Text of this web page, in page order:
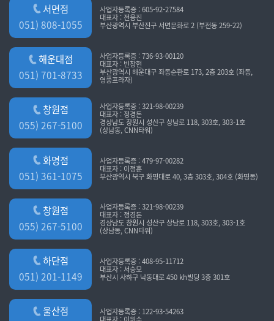
서면점
051) 808-1055
사업자등록증 : 605-92-27584
대표자 : 전응진
부산광역시 부산진구 서면문화로 2 (부전동 259-22)
해운대점
051) 701-8733
사업자등록증 : 736-93-00120
대표자 : 빈창현
부산광역시 해운대구 좌동순환로 173, 2층 203호 (좌동,
영풍프라자)
창원점
055) 267-5100
사업자등록증 : 321-98-00239
대표자 : 정경돈
경상남도 창원시 성산구 상남로 118, 303호, 303-1호
(상남동, CNN타워)
화명점
051) 361-1075
사업자등록증 : 479-97-00282
대표자 : 이정훈
부산광역시 북구 화명대로 40, 3층 303호, 304호 (화명동)
창원점
055) 267-5100
사업자등록증 : 321-98-00239
대표자 : 정경돈
경상남도 창원시 성산구 상남로 118, 303호, 303-1호
(상남동, CNN타워)
하단점
051) 201-1149
사업자등록증 : 408-95-11712
대표자 : 서승모
부산시 사하구 낙동대로 450 kh빌딩 3층 301호
울산점
사업자등록증 : 122-93-54263